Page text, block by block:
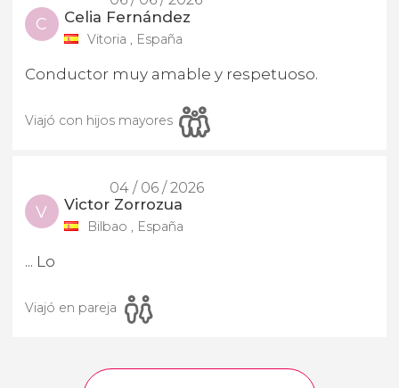
C Celia Fernández
Vitoria , España
Conductor muy amable y respetuoso.
Viajó con hijos mayores
04 / 06 / 2026
V Victor Zorrozua
Bilbao , España
... Lo
Viajó en pareja